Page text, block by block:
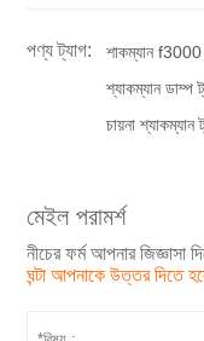
পণ্য ট্যাগ: শাকম্যান f3000
শ্যাকম্যান ডাম্প
চায়না শ্যাকম্যান
মেইল পরামর্শ
নীচের ফর্ম আপনার জিজ্ঞাসা
ঘন্টা আপনাকে উত্তর দিতে